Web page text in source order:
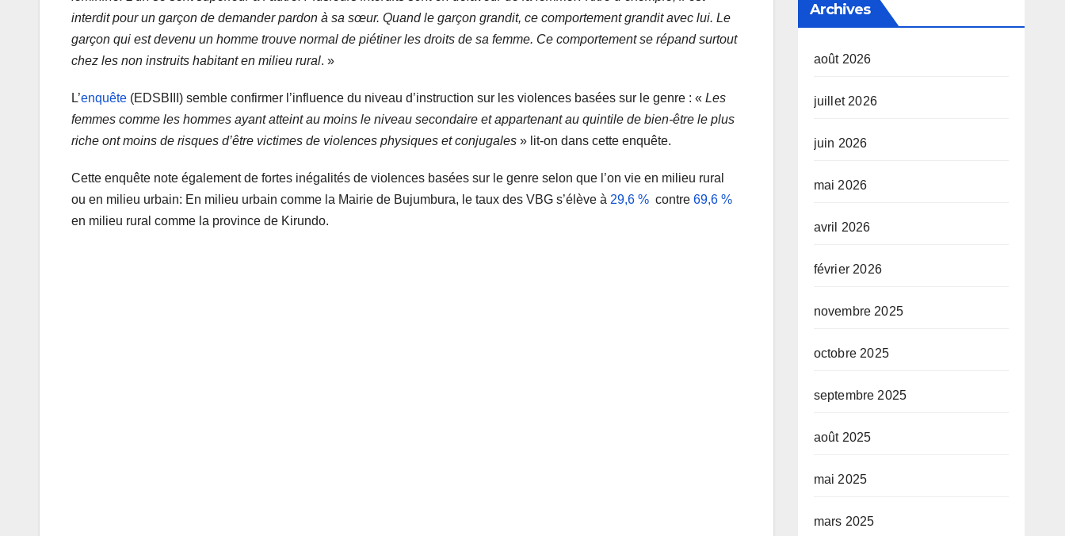
interdit pour un garçon de demander pardon à sa sœur. Quand le garçon grandit, ce comportement grandit avec lui. Le
garçon qui est devenu un homme trouve normal de piétiner les droits de sa femme. Ce comportement se répand surtout
chez les non instruits habitant en milieu rural. »
L’enquête (EDSBIII) semble confirmer l’influence du niveau d’instruction sur les violences basées sur le genre : « Les
femmes comme les hommes ayant atteint au moins le niveau secondaire et appartenant au quintile de bien-être le plus
riche ont moins de risques d’être victimes de violences physiques et conjugales » lit-on dans cette enquête.
Cette enquête note également de fortes inégalités de violences basées sur le genre selon que l’on vie en milieu rural
ou en milieu urbain: En milieu urbain comme la Mairie de Bujumbura, le taux des VBG s’élève à 29,6 % contre 69,6 %
en milieu rural comme la province de Kirundo.
Archives
août 2026
juillet 2026
juin 2026
mai 2026
avril 2026
février 2026
novembre 2025
octobre 2025
septembre 2025
août 2025
mai 2025
mars 2025